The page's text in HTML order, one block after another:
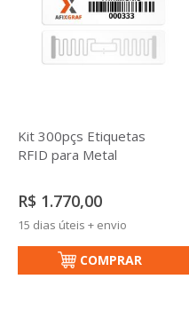
Kit 300pçs Etiquetas
RFID para Metal
R$ 1.770,00
15 dias úteis + envio
COMPRAR